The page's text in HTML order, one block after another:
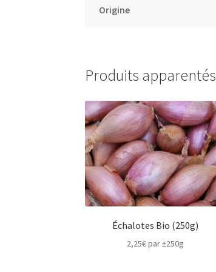
Origine
Produits apparentés
Échalotes Bio (250g)
2,25€par ±250g